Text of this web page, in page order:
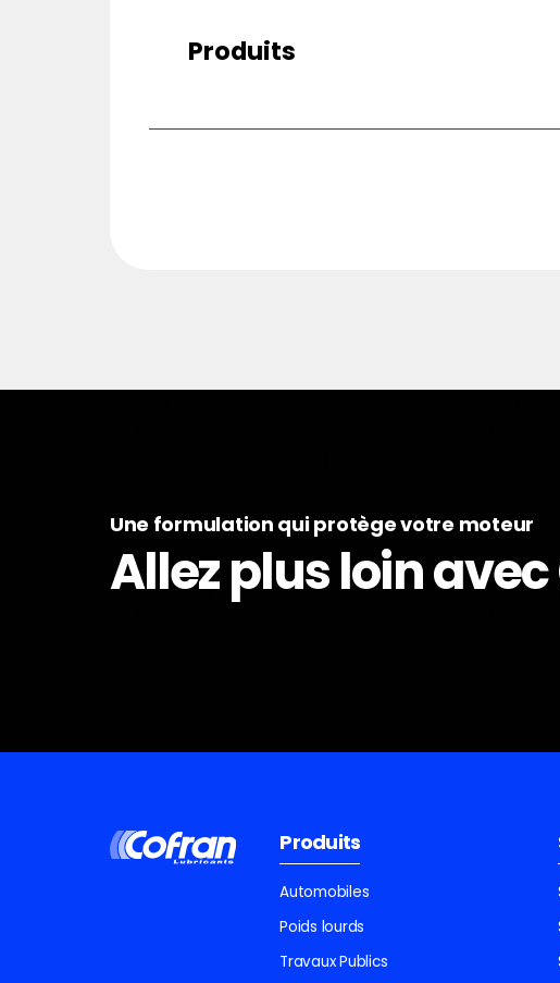
Produits
Une formulation qui protège votre moteur
Allez plus loin
Produits
Automobiles
Poids lourds
Travaux Publics